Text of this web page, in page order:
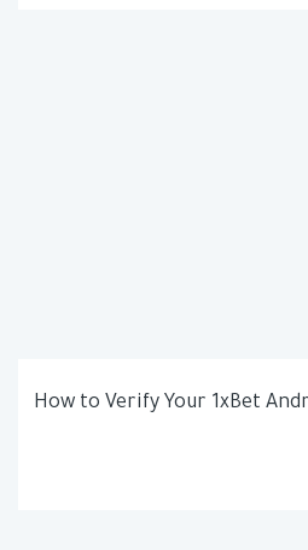
How to Verify Your 1xBet